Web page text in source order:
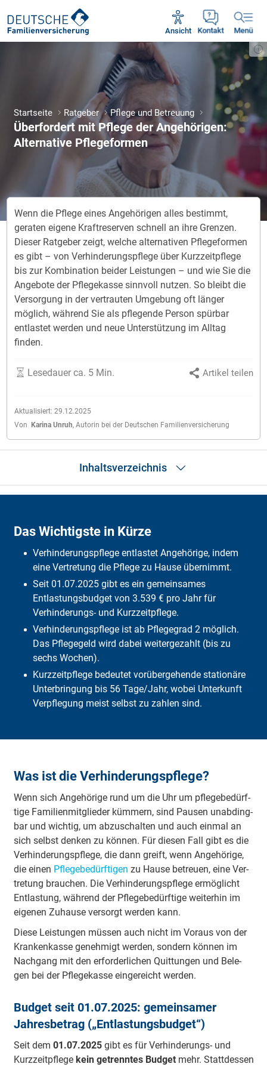
Kontakt
Ansicht Menü
Mo - Fr 09:00 - 18:30 Uhr
Startseite Ratgeber Pflege und Betreuung
Überfordert mit Pflege der Angehörigen:
Alternative Pflegeformen
Wenn die Pflege eines Angehörigen alles bestimmt,
geraten eigene Kraftreserven schnell an ihre Grenzen.
Dieser Ratgeber zeigt, welche alternativen Pflegeformen
es gibt – von Verhinderungspflege über Kurzzeitpflege
bis zur Kombination beider Leistungen – und wie Sie die
Angebote der Pflegekasse sinnvoll nutzen. So bleibt die
Versorgung in der vertrauten Umgebung oft länger
möglich, während Sie als pflegende Person spürbar
entlastet werden und neue Unterstützung im Alltag
finden.
Aktualisiert: 29.12.2025
Von
Karina Unruh, Autorin bei der Deutschen Familienversicherung
Lesedauer ca. 5 Min. Artikel teilen
Inhaltsverzeichnis
Kurzzeitpflege
Häufige Fragen
Fazit
Das Wichtigste in Kürze
Verhinderungspflege entlastet Angehörige, indem
eine Vertretung die Pflege zu Hause übernimmt.
Seit 01.07.2025 gibt es ein gemeinsames
Entlastungsbudget von 3.539 € pro Jahr für
Verhinderungs- und Kurzzeitpflege.
Verhinderungspflege ist ab Pflegegrad 2 möglich.
Das Pflegegeld wird dabei weitergezahlt (bis zu
sechs Wochen).
Kurzzeitpflege bedeutet vorübergehende stationäre
Unterbringung bis 56 Tage/Jahr, wobei Unterkunft
Verpflegung meist selbst zu zahlen sind.
Was ist die Verhinderungspflege?
Wenn sich An­ge­hö­ri­ge rund um die Uhr um pfle­ge­be­dürf­
tige Fa­mi­lien­mit­glie­der küm­mern, sind Pau­sen un­ab­ding­
bar und wich­tig, um ab­zu­schal­ten und auch ein­mal an
sich selbst den­ken zu kön­nen. Für die­sen Fall gibt es die
Ver­hin­de­rungs­pfle­ge, die dann greift, wenn An­ge­hö­ri­ge,
die ei­nen Pfle­ge­be­dürf­tigen zu Hau­se be­treu­en, ei­ne Ver­
tre­tung brau­chen. Die Verhinderungspflege ermöglicht
Entlastung, während der Pflegebedürftige weiterhin im
eigenen Zuhause versorgt werden kann.
Die­se Leis­tun­gen müs­sen auch nicht im Vor­aus von der
Kran­ken­kasse ge­neh­migt wer­den, son­dern kön­nen im
Nach­gang mit den er­for­der­li­chen Quit­tun­gen und Be­le­
gen bei der Pfle­ge­kasse ein­ge­reicht wer­den.
Budget seit 01.07.2025: gemeinsamer
Jahresbetrag („Entlastungsbudget“)
Seit dem 01.07.2025gibt es für Verhinderungs- und
Kurzzeitpflege kein getrenntes Budgetmehr. Stattdessen